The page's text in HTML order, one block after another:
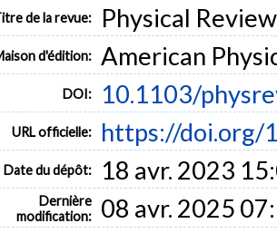
de la revue: Physical
d'édition: American
DOI: 10.1103/
URL officielle: https://doi.org/
Date du dépôt: 18 avr. 2023
Dernière
modification:
08 avr. 2025